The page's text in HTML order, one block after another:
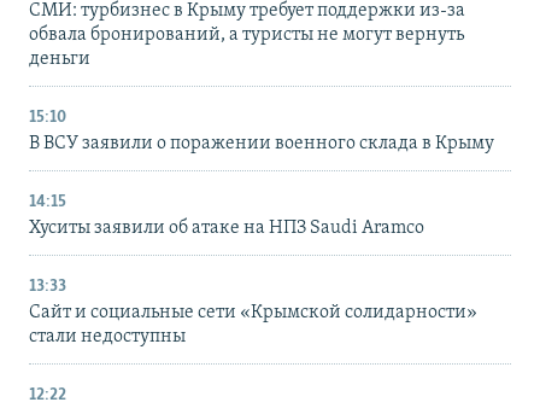
СМИ: турбизнес в Крыму требует поддержки из-за
обвала бронирований, а туристы не могут вернуть
деньги
15:10
В ВСУ заявили о поражении военного склада в Крыму
14:15
Хуситы заявили об атаке на НПЗ Saudi Aramco
13:33
Сайт и социальные сети «Крымской солидарности»
стали недоступны
12:22